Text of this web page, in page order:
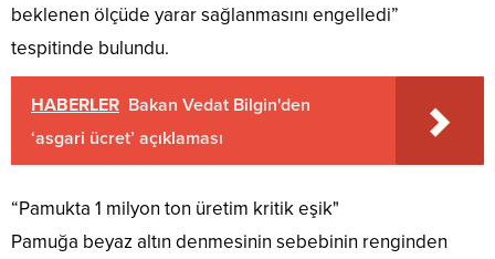
beklenen ölçüde yarar sağlanmasını engelledi”
tespitinde bulundu.
HABERLER Bakan Vedat Bilgin'den
‘asgari ücret’ açıklaması
“Pamukta 1 milyon ton üretim kritik eşik"
Pamuğa beyaz altın denmesinin sebebinin renginden